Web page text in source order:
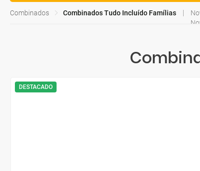
Combinados Combinados Tudo Incluído Famílias
DESTACADO